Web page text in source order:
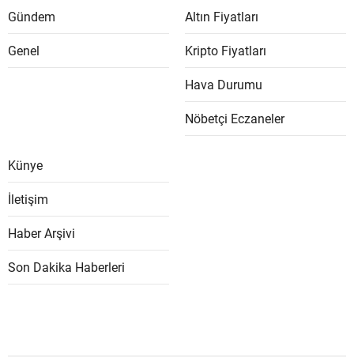
Gündem
Genel
Altın Fiyatları
Kripto Fiyatları
Hava Durumu
Nöbetçi Eczaneler
Künye
İletişim
Haber Arşivi
Son Dakika Haberleri